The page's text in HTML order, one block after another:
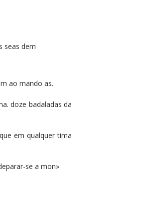
seas dem
ao mando as.
doze badaladas da
em qualquer tima
se a mon»